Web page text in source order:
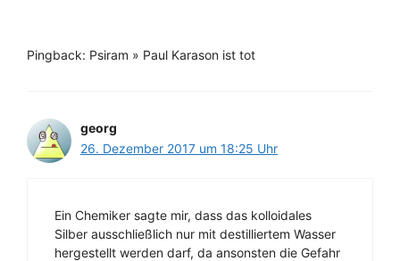
Pingback: Psiram » Paul Karason ist tot
georg
26. Dezember 2017 um 18:25 Uhr
Ein Chemiker sagte mir, dass das kolloidales
Silber ausschließlich nur mit destilliertem Wasser
hergestellt werden darf, da ansonsten die Gefahr